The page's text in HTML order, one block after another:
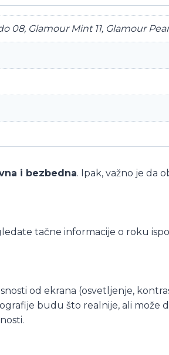
08, Glamour Mint 11, Glamour
i bezbedna. Ipak, važno je da
tačne informacije o roku
od ekrana (osvetljenje,
budu što realnije, ali može